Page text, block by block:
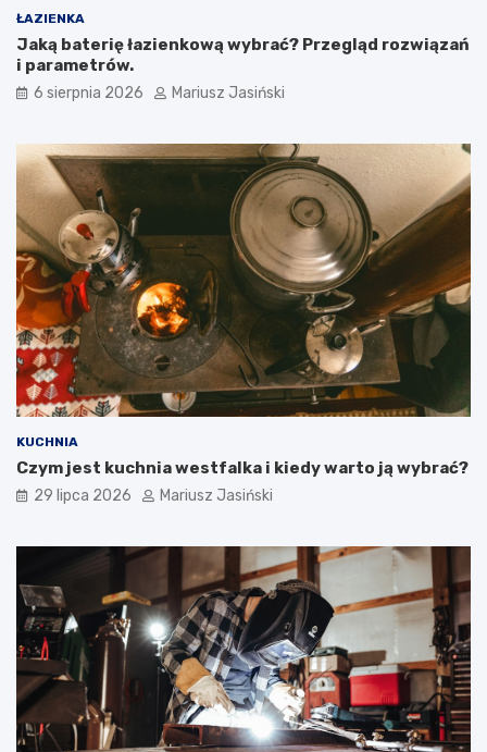
ŁAZIENKA
Jaką baterię łazienkową wybrać? Przegląd rozwiązań
i parametrów.
6 sierpnia 2026 Mariusz Jasiński
KUCHNIA
Czym jest kuchnia westfalka i kiedy warto ją wybrać?
29 lipca 2026 Mariusz Jasiński